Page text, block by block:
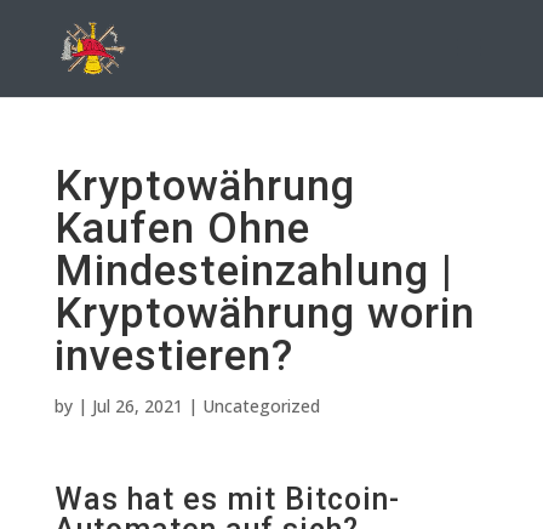
Kryptowährung
Kaufen Ohne
Mindesteinzahlung |
Kryptowährung worin
investieren?
by | Jul 26, 2021 | Uncategorized
Was hat es mit Bitcoin-